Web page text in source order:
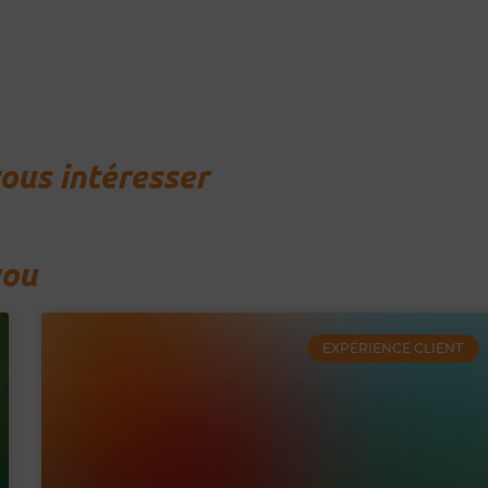
EXPÉRIENCE CLIENT
intéresser